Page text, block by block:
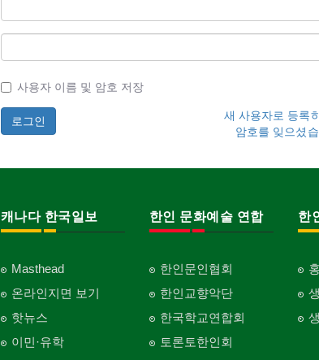
사용자 이름 및 암호 저장
새 사용자로 등록
암호를 잊으셨
캐나다 한국일보
Masthead
온라인지면 보기
핫뉴스
이민·유학
한인 문화예술 연합
한인문인협회
한인교향악단
한국학교연합회
토론토한인회
한